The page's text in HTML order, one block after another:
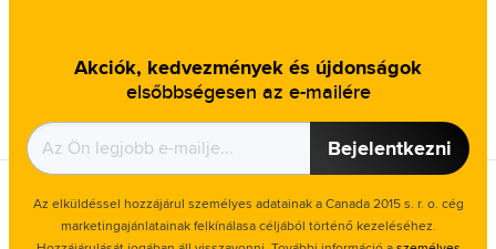
Akciók, kedvezmények és újdonságok
elsőbbségesen az e-mailére
Bejelentkezni
Az elküldéssel hozzájárul személyes adatainak a Canada 2015 s. r. o. cég
marketingajánlatainak felkínálasa céljából történő kezeléséhez.